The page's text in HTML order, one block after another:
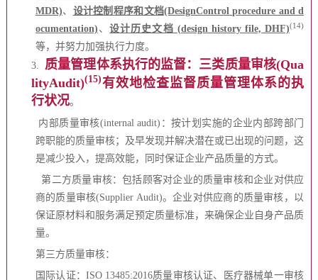
MDR)、 设计控制程序和文档(DesignControl procedure and d
ocumentation) 、设计历史文档 (design history file, DHF)(14)
等，并努力加强执行力度。
3.
质量管理体系执行的监督：三类质量审核(Qua
lityAudit)(15)有效地检查监督质量管理体系的执
行状况。
内部质量审核(internal audit)：按计划实施的企业内部跨部门
跨职能的质量审核；及早发现并解决潜在或已出现的问题，这
是减少投入，提高效能，同时保证企业产品质量的方式。
第二方质量审核：包括顾客对企业的质量审核和企业对供应
商的质量审核(Supplier Audit)。企业对供应商的质量审核，以
保证原材料和服务满足预定质量标准，来确保企业自身产品质
量。
第三方质量审核：
国际认证：ISO 13485:2016质量审核认证、医疗器械单一审核